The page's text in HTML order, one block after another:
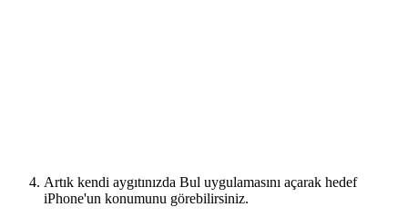
Artık kendi aygıtınızda Bul uygulamasını açarak hedef
iPhone'un konumunu görebilirsiniz.